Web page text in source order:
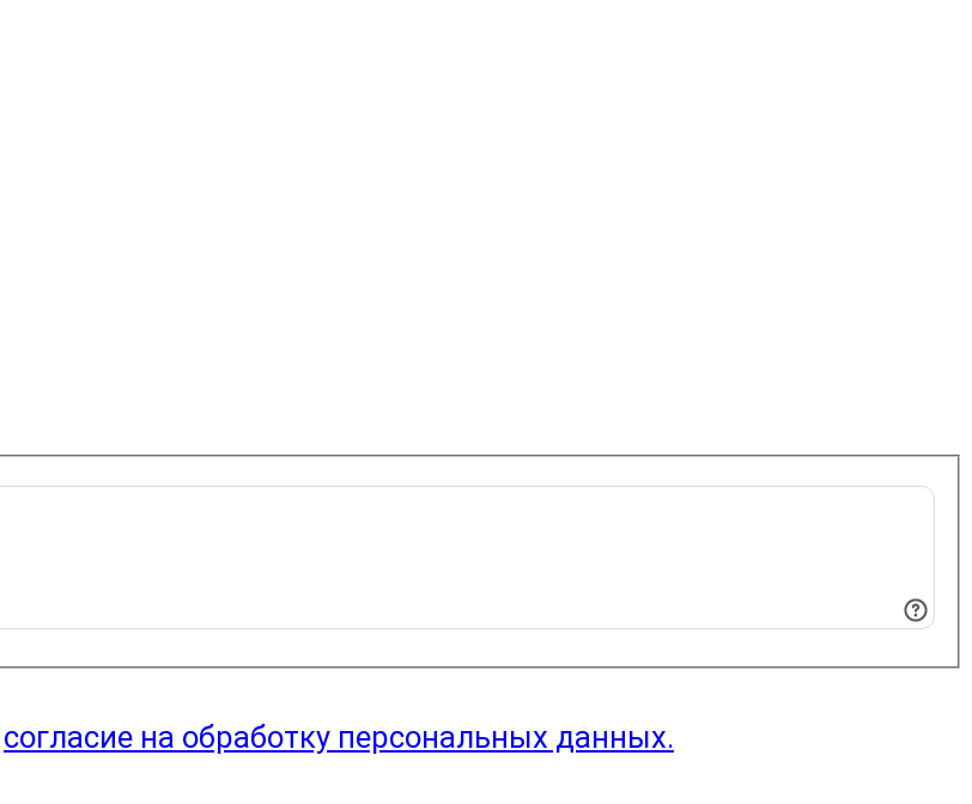
согласие на обработку персональных данных.